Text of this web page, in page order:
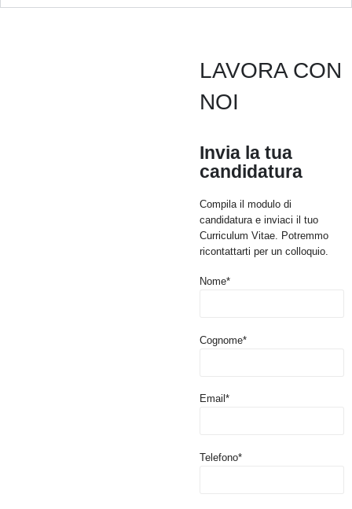
LAVORA CON
NOI
Invia la tua
candidatura
Compila il modulo di
candidatura e inviaci il tuo
Curriculum Vitae. Potremmo
ricontattarti per un colloquio.
Nome*
Cognome*
Email*
Telefono*